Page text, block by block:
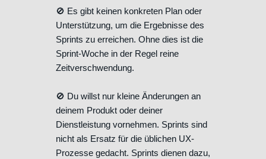
🚫 Es gibt keinen konkreten Plan oder
Unterstützung, um die Ergebnisse des
Sprints zu erreichen. Ohne dies ist die
Sprint-Woche in der Regel reine
Zeitverschwendung.
🚫 Du willst nur kleine Änderungen an
deinem Produkt oder deiner
Dienstleistung vornehmen. Sprints sind
nicht als Ersatz für die üblichen UX-
Prozesse gedacht. Sprints dienen dazu,